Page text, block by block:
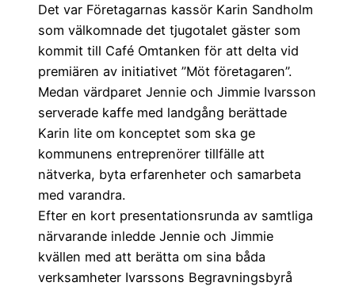
Det var Företagarnas kassör Karin Sandholm
som välkomnade det tjugotalet gäster som
kommit till Café Omtanken för att delta vid
premiären av initiativet ”Möt företagaren”.
Medan värdparet Jennie och Jimmie Ivarsson
serverade kaffe med landgång berättade
Karin lite om konceptet som ska ge
kommunens entreprenörer tillfälle att
nätverka, byta erfarenheter och samarbeta
med varandra.
Efter en kort presentationsrunda av samtliga
närvarande inledde Jennie och Jimmie
kvällen med att berätta om sina båda
verksamheter Ivarssons Begravningsbyrå